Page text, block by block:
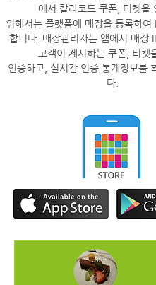
에서 칼라코드 쿠폰, 티켓을
위해서는 플랫폼에 매장을 등록하여
합니다. 매장관리자는 앱에서 매장
고객이 제시하는 쿠폰, 티켓
인증하고, 실시간 인증 통계정보를
다.